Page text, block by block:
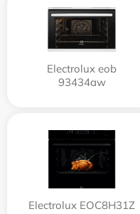
Electrolux eob
93434aw
Electrolux EOC8H31Z